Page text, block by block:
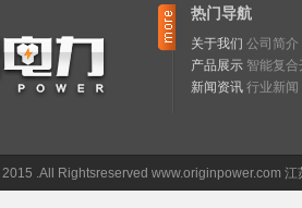
热门导航
关于我们 公司简介
产品展示 智能复合
新闻资讯 行业新闻
.All Rightsreserved www.originpower.com 江